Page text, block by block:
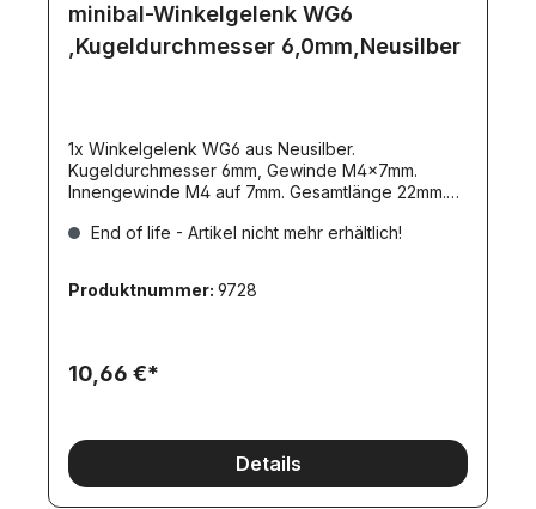
minibal-Winkelgelenk WG6
,Kugeldurchmesser 6,0mm,Neusilber
1x Winkelgelenk WG6 aus Neusilber.
Kugeldurchmesser 6mm, Gewinde M4x7mm.
Innengewinde M4 auf 7mm. Gesamtlänge 22mm.
End of life - Artikel nicht mehr erhältlich!
Produktnummer: 9728
10,66 €*
Details